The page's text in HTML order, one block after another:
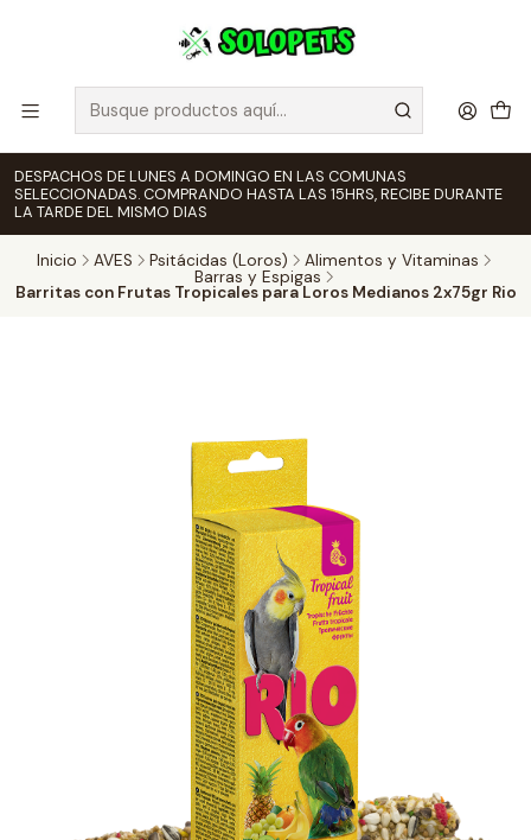
DESPACHOS DE LUNES A DOMINGO EN LAS COMUNAS
SELECCIONADAS. COMPRANDO HASTA LAS 15HRS, RECIBE DURANTE
LA TARDE DEL MISMO DIAS
Inicio AVES Psitácidas (Loros)
Alimentos y Vitaminas
Barras y Espigas
Barritas con Frutas Tropicales para Loros Medianos 2x75gr Rio